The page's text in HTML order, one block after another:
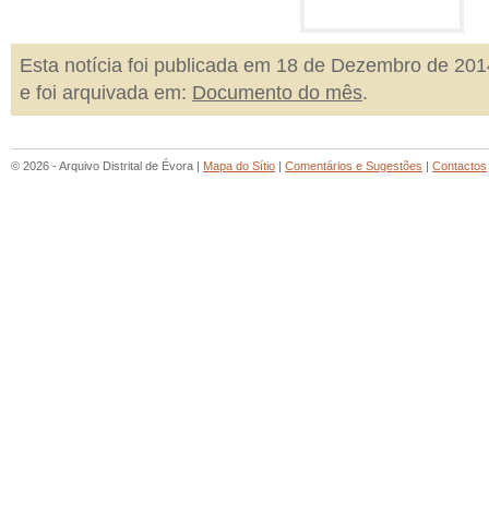
Esta notícia foi publicada em 18 de Dezembro de
e foi arquivada em: Documento do mês.
© 2026 - Arquivo Distrital de Évora | Mapa do Sítio | Comentários e Sugestões | Contactos